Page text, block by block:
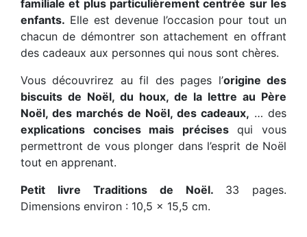
familiale et plus particulièrement centrée sur les
enfants. Elle est devenue l’occasion pour tout un
chacun de démontrer son attachement en offrant
des cadeaux aux personnes qui nous sont chères.
Vous découvrirez au fil des pages l’origine des
biscuits de Noël, du houx, de la lettre au Père
Noël, des marchés de Noël, des cadeaux, … des
explications concises mais précisesqui vous
permettront de vous plonger dans l’esprit de Noël
tout en apprenant.
Petit livre Traditions de Noël. 33 pages.
Dimensions environ : 10,5 x 15,5 cm.